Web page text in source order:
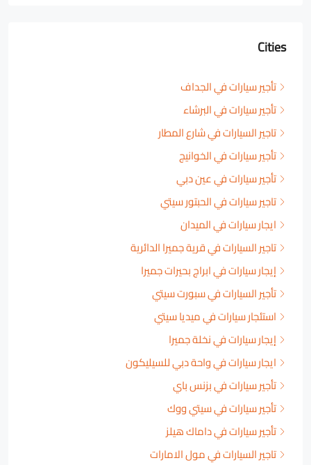
Cities
تأجير سيارات في الجداف
تأجير سيارات في البرشاء
تاجير السيارات في شارع المطار
تأجير سيارات في الخوانيج
تأجير سيارات في عين دبي
تاجير سيارات في الحبتور سيتي
ايجار سيارات في الميدان
تاجير السيارات في قرية جميرا الدائرية
إيجار سيارات في ابراج بحيرات جميرا
تأجير السيارات في سبورت سيتي
استئجار سيارات في ميديا سيتي
إيجار سيارات في نخلة جميرا
ايجار سيارات في واحة دبي للسيليكون
تأجير سيارات في بزنس باي
تأجير سيارات في سيتي ووك
تأجير سيارات في داماك هيلز
تاجير السيارات في مول الامارات